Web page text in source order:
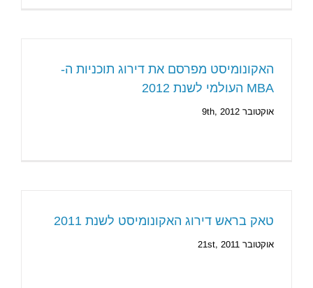
האקונומיסט מפרסם את דירוג תוכניות ה-
MBA העולמי לשנת 2012
אוקטובר 9th, 2012
טאק בראש דירוג האקונומיסט לשנת 2011
אוקטובר 21st, 2011